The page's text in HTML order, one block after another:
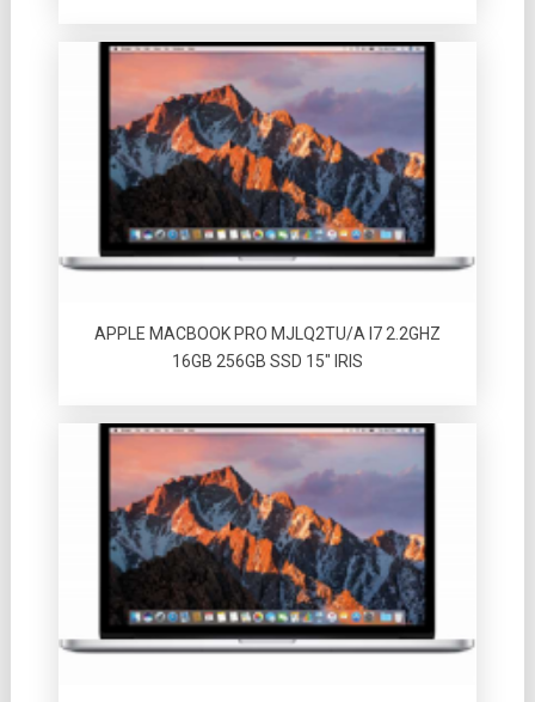
APPLE MACBOOK PRO MJLQ2TU/A I7 2.2GHZ
16GB 256GB SSD 15″ IRIS